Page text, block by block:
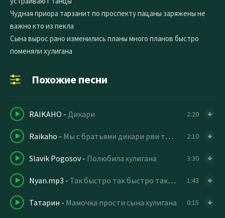
Чудная приора тарзанит по проспекту пацаны заряжены не
важно кто из пекла
Сына вырос рано изменились планы много планов быстро
поменяли хулигана
Похожие песни
RAIKAHO - Дикари 2:20
Raikaho - Мы с братьями дикари рви танцпол со мной гори 2:10
Slavik Pogosov- Полюбила хулигана 3:30
Nyan.mp3 - Так быстро так быстро так быстро так быстро 1:43
Татарин - Мамочка прости сына хулигана 0:15